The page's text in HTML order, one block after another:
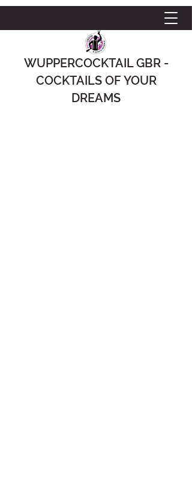
WUPPERCOCKTAIL GBR -
COCKTAILS OF YOUR
DREAMS